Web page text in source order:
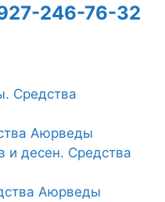
246-76-32
Средства
Аюрведы
и десен. Средства
Аюрведы